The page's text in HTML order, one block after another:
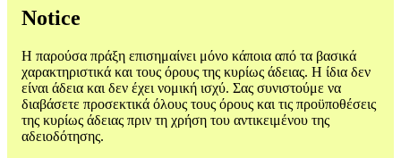
Notice
Η παρούσα πράξη επισημαίνει μόνο κάποια από τα βασικά
χαρακτηριστικά και τους όρους της κυρίως άδειας. Η ίδια δεν
είναι άδεια και δεν έχει νομική ισχύ. Σας συνιστούμε να
διαβάσετε προσεκτικά όλους τους όρους και τις προϋποθέσεις
της κυρίως άδειας πριν τη χρήση του αντικειμένου της
αδειοδότησης.